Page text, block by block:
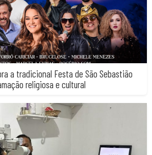
a tradicional Festa de São Sebastião
religiosa e cultural